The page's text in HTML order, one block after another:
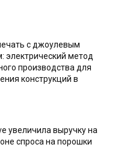
с джоулевым
электрический метод
производства для
конструкций в
увеличила выручку на
спроса на порошки